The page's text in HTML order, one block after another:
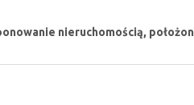
nieruchomością,